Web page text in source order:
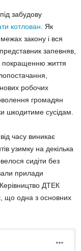
забудову
котлован . Як
закону і вся
запевняв,
покращенню життя
робочих
громадян
шкодитиме сусідам.
часу виникає
узимку на декілька
сидіти без
прилади
ДТЕК
що одна з основних